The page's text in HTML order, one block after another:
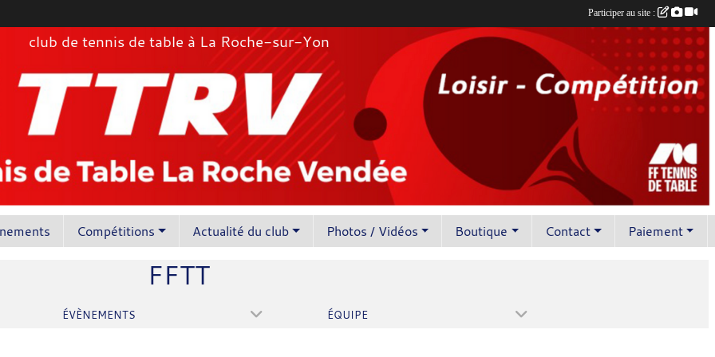
club de tennis de table à La Roche-sur-Yon
Compétitions Actualité du club Photos / Vidéos Boutique Contact Paiement
FFTT
ÉVÈNEMENTS ÉQUIPE
Participer au site :